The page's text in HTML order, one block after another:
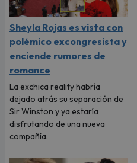
Sheyla Rojas es vista con
polémico excongresista y
enciende rumores de
romance
La exchica reality habría
dejado atrás su separación de
Sir Winston y ya estaría
disfrutando de una nueva
compañía.